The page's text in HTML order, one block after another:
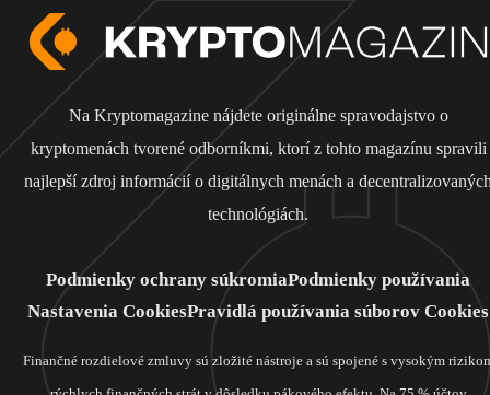
Na Kryptomagazine nájdete originálne spravodajstvo o
kryptomenách tvorené odborníkmi, ktorí z tohto magazínu spravili
najlepší zdroj informácií o digitálnych menách a
technológiách.
Podmienky ochrany súkromiaPodmienky používania
Nastavenia CookiesPravidlá používania súborov Cookies
Finančné rozdielové zmluvy sú zložité nástroje a sú spojené s vysokým